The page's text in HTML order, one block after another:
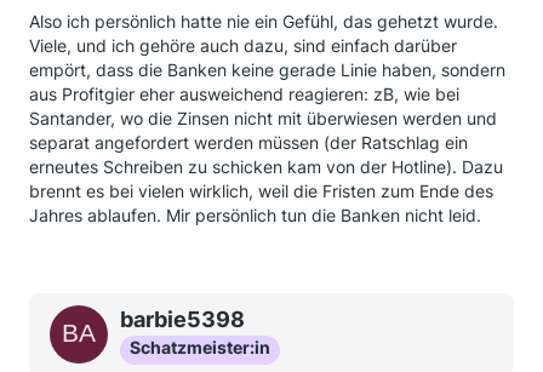
Das fand ich schon krass. Nachdem ich jetzt aus dem
Urlaub zurück bin und wieder ein paar Seiten gelesen
habe, finde ich, dass hier Ruhe eingekehrt und diese
Hetze nicht mehr so betrieben wird (daran hast Du
"kastanienblatt" mit Deiner sehr sympathischen Art
zu schreiben maßgeblich beitgetragen - chapeau!)
Ich kann durchaus verstehen, dass jeder (obwohl die
meisten gar nicht wussten, dass ihnen Geld zusteht)
die Zahlung erwartet und das "pronto". Aber
Nun frage ich mich, wie viele von denen, die sich
haben aufhetzen lassen und einen Anwalt beauftragt,
Also ich persönlich hatte nie ein Gefühl, das gehetzt wurde.
Viele, und ich gehöre auch dazu, sind einfach darüber
empört, dass die Banken keine gerade Linie haben, sondern
aus Profitgier eher ausweichend reagieren: zB, wie bei
Santander, wo die Zinsen nicht mit überwiesen werden und
separat angefordert werden müssen (der Ratschlag ein
erneutes Schreiben zu schicken kam von der Hotline). Dazu
brennt es bei vielen wirklich, weil die Fristen zum Ende des
Jahres ablaufen. Mir persönlich tun die Banken nicht leid.
barbie5398
Schatzmeister:in